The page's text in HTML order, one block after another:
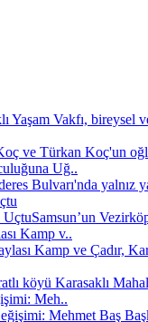
Yaşam Vakfı, bireysel
ve Türkan Koç'un
Uğ..
Bulvarı'nda yalnız
Samsun’un
Kamp v..
köyü Karasaklı
Meh..